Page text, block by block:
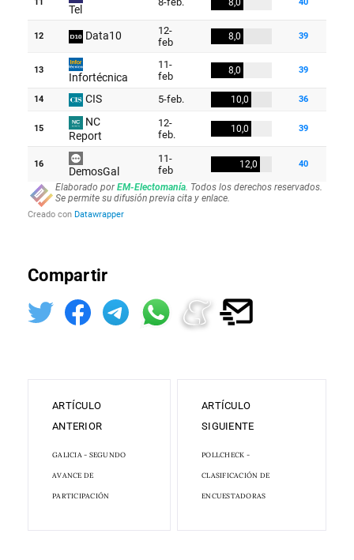
Compartir
ARTÍCULO
ANTERIOR
GALICIA - SEGUNDO
AVANCE DE
PARTICIPACIÓN
ARTÍCULO
SIGUIENTE
POLLCHECK -
CLASIFICACIÓN DE
ENCUESTADORAS